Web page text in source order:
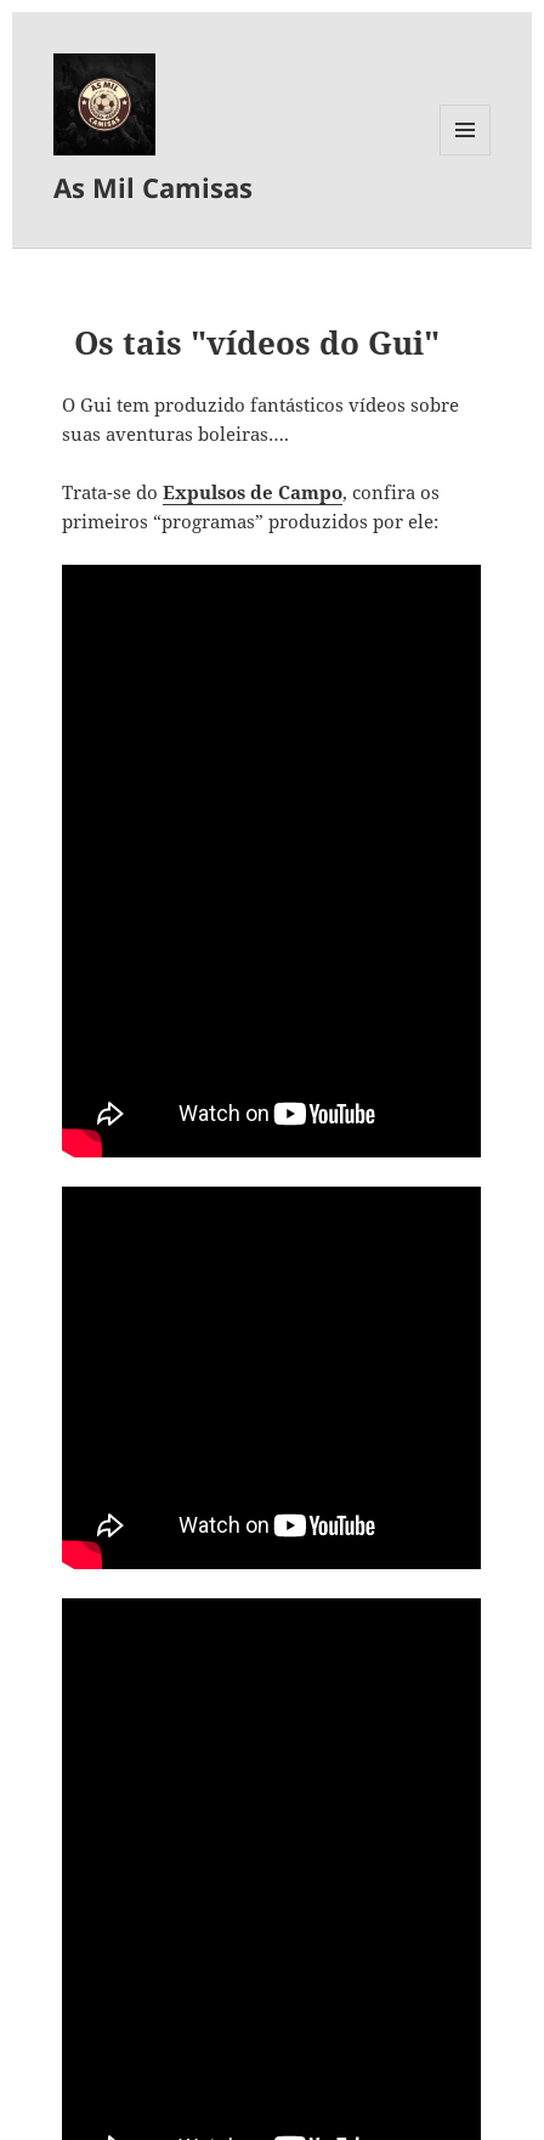
As Mil Camisas
Os tais "vídeos do Gui"
O Gui tem produzido fantásticos vídeos sobre
suas aventuras boleiras….
Trata-se doExpulsos de Campo, confira os
primeiros “programas” produzidos por ele: